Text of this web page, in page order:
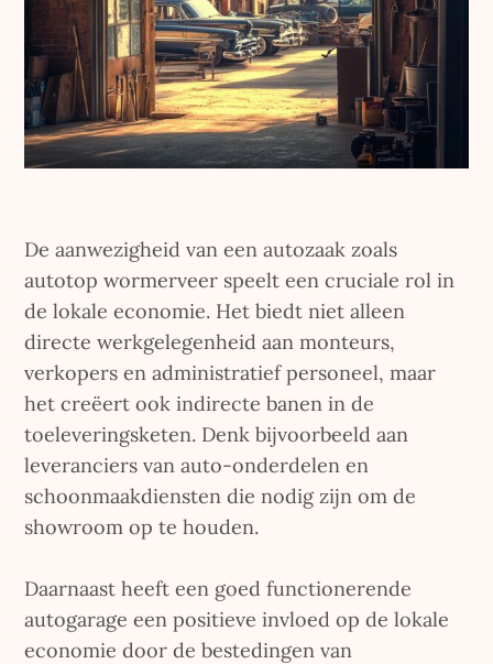
De aanwezigheid van een autozaak zoals
autotop wormerveer speelt een cruciale rol in
de lokale economie. Het biedt niet alleen
directe werkgelegenheid aan monteurs,
verkopers en administratief personeel, maar
het creëert ook indirecte banen in de
toeleveringsketen. Denk bijvoorbeeld aan
leveranciers van auto-onderdelen en
schoonmaakdiensten die nodig zijn om de
showroom op te houden.
Daarnaast heeft een goed functionerende
autogarage een positieve invloed op de lokale
economie door de bestedingen van